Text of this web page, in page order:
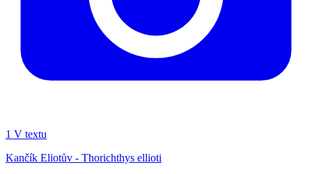
1 V textu
Kančík Eliotův - Thorichthys ellioti